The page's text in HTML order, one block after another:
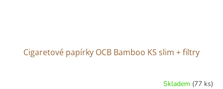
Cigaretové papírky OCB Bamboo KS slim + filtry
Skladem (77 ks)